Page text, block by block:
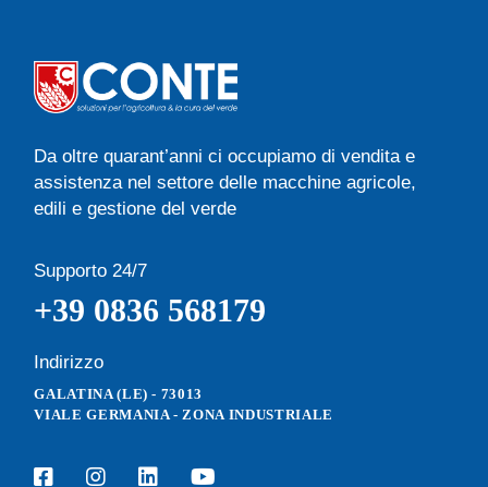
Da oltre quarant’anni ci occupiamo di vendita e
assistenza nel settore delle macchine agricole,
edili e gestione del verde
Supporto 24/7
+39 0836 568179
Indirizzo
GALATINA (LE) - 73013
VIALE GERMANIA - ZONA INDUSTRIALE